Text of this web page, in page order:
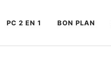
PC 2 EN 1 BON PLAN